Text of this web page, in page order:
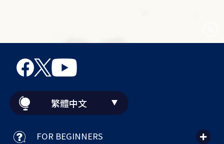
繁體中文
FOR BEGINNERS